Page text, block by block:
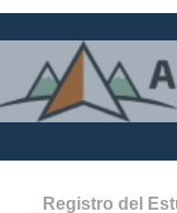
Registro del